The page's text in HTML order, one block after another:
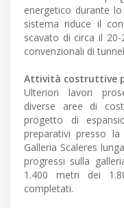
energetico durante
sistema riduce il
scavato di circa il
convenzionali di
Attività costruttive
Ulteriori lavori
diverse aree di
progetto di
preparativi presso
Galleria Scaleres
progressi sulla
1.400 metri dei
completati.